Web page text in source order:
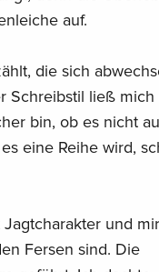
auf.
die sich
Schreibstil ließ
bin, ob es nicht
eine Reihe wird,
und
Fersen sind. Die